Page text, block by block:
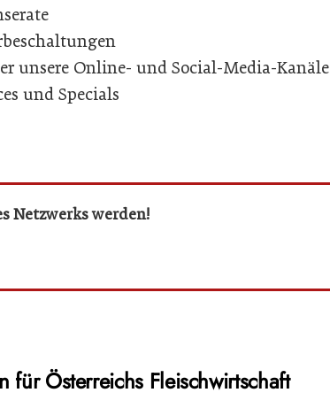
unsere Online- und Social-Media-Kanäle
und Specials
Netzwerks werden!
für Österreichs Fleischwirtschaft